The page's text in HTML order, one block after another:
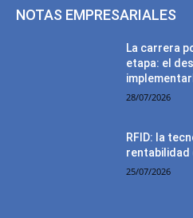
NOTAS EMPRESARIALES
La carrera
etapa: el
28/07/2026
RFID: la
rentabilidad
25/07/2026